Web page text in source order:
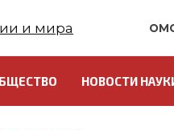
НОВОСТИ